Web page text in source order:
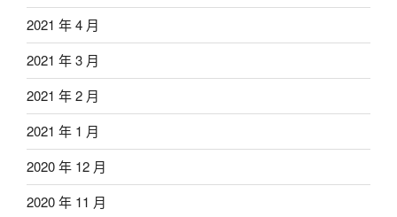
2021 年 4 月
2021 年 3 月
2021 年 2 月
2021 年 1 月
2020 年 12 月
2020 年 11 月